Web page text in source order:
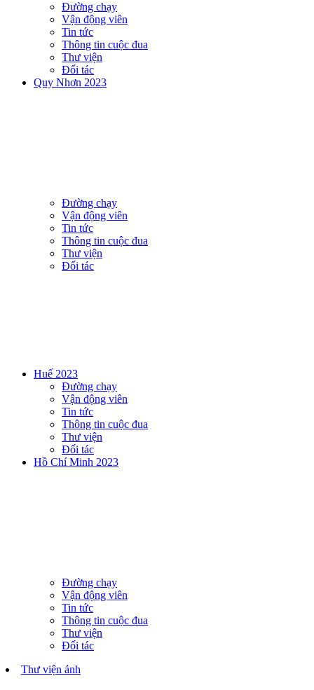
Đường chạy
Vận động viên
Tin tức
Thông tin cuộc đua
Thư viện
Đối tác
Quy Nhơn 2023
Đường chạy
Vận động viên
Tin tức
Thông tin cuộc đua
Thư viện
Đối tác
Huế 2023
Đường chạy
Vận động viên
Tin tức
Thông tin cuộc đua
Thư viện
Đối tác
Hồ Chí Minh 2023
Đường chạy
Vận động viên
Tin tức
Thông tin cuộc đua
Thư viện
Đối tác
Thư viện ảnh